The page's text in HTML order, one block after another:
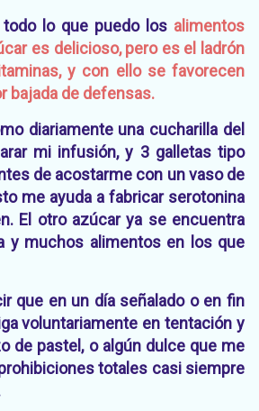
lo que puedo los alimentos
es delicioso, pero es el ladrón
y con ello se favorecen
bajada de defensas.
diariamente una cucharilla del
mi infusión, y 3 galletas tipo
de acostarme con un vaso de
me ayuda a fabricar serotonina
El otro azúcar ya se encuentra
y muchos alimentos en los que
que en un día señalado o en fin
voluntariamente en tentación y
de pastel, o algún dulce que me
totales casi siempre